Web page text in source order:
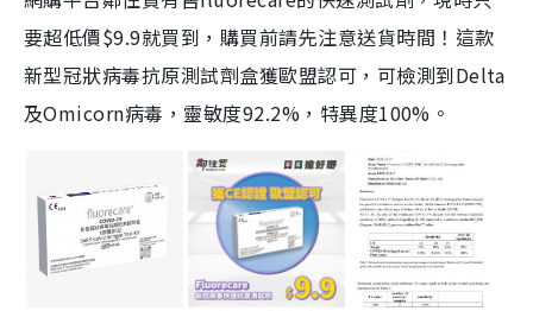
要超低價$9.9就買到，購買前請先注意送貨時間！這款
新型冠狀病毒抗原測試劑盒獲歐盟認可，可檢測到Delta
及Omicorn病毒，靈敏度92.2%，特異度100%。